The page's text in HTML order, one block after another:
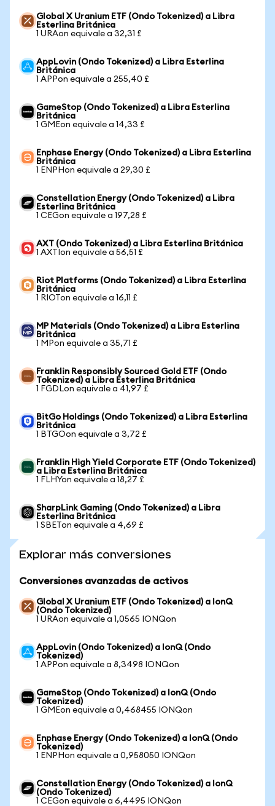
Global X Uranium ETF (Ondo Tokenized) a Libra
Esterlina Británica
1 URAon equivale a 32,31 £
AppLovin (Ondo Tokenized) a Libra Esterlina
Británica
1 APPon equivale a 255,40 £
GameStop (Ondo Tokenized) a Libra Esterlina
Británica
1 GMEon equivale a 14,33 £
Enphase Energy (Ondo Tokenized) a Libra Esterlina
Británica
1 ENPHon equivale a 29,30 £
Constellation Energy (Ondo Tokenized) a Libra
Esterlina Británica
1 CEGon equivale a 197,28 £
AXT (Ondo Tokenized) a Libra Esterlina Británica
1 AXTIon equivale a 56,51 £
Riot Platforms (Ondo Tokenized) a Libra Esterlina
Británica
1 RIOTon equivale a 16,11 £
MP Materials (Ondo Tokenized) a Libra Esterlina
Británica
1 MPon equivale a 35,71 £
Franklin Responsibly Sourced Gold ETF (Ondo
Tokenized) a Libra Esterlina Británica
1 FGDLon equivale a 41,97 £
BitGo Holdings (Ondo Tokenized) a Libra Esterlina
Británica
1 BTGOon equivale a 3,72 £
Franklin High Yield Corporate ETF (Ondo Tokenized)
a Libra Esterlina Británica
1 FLHYon equivale a 18,27 £
SharpLink Gaming (Ondo Tokenized) a Libra
Esterlina Británica
1 SBETon equivale a 4,69 £
Explorar más conversiones
Conversiones avanzadas de activos
Global X Uranium ETF (Ondo Tokenized) a IonQ
(Ondo Tokenized)
1 URAon equivale a 1,0565 IONQon
AppLovin (Ondo Tokenized) a IonQ (Ondo
Tokenized)
1 APPon equivale a 8,3498 IONQon
GameStop (Ondo Tokenized) a IonQ (Ondo
Tokenized)
1 GMEon equivale a 0,468455 IONQon
Enphase Energy (Ondo Tokenized) a IonQ (Ondo
Tokenized)
1 ENPHon equivale a 0,958050 IONQon
Constellation Energy (Ondo Tokenized) a IonQ
(Ondo Tokenized)
1 CEGon equivale a 6,4495 IONQon